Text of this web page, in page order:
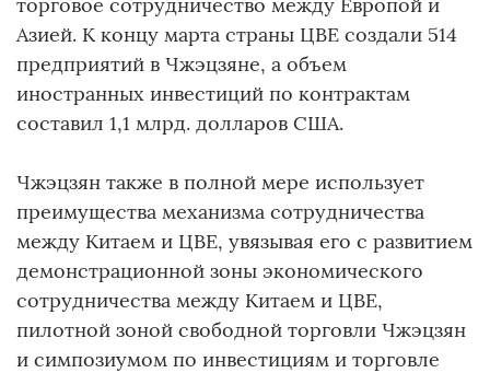
Азией. К концу марта страны ЦВЕ создали 514
предприятий в Чжэцзяне, а объем
иностранных инвестиций по контрактам
составил 1,1 млрд. долларов США.
Чжэцзян также в полной мере использует
преимущества механизма сотрудничества
между Китаем и ЦВЕ, увязывая его с развитием
демонстрационной зоны экономического
сотрудничества между Китаем и ЦВЕ,
пилотной зоной свободной торговли Чжэцзян
и симпозиумом по инвестициям и торговле